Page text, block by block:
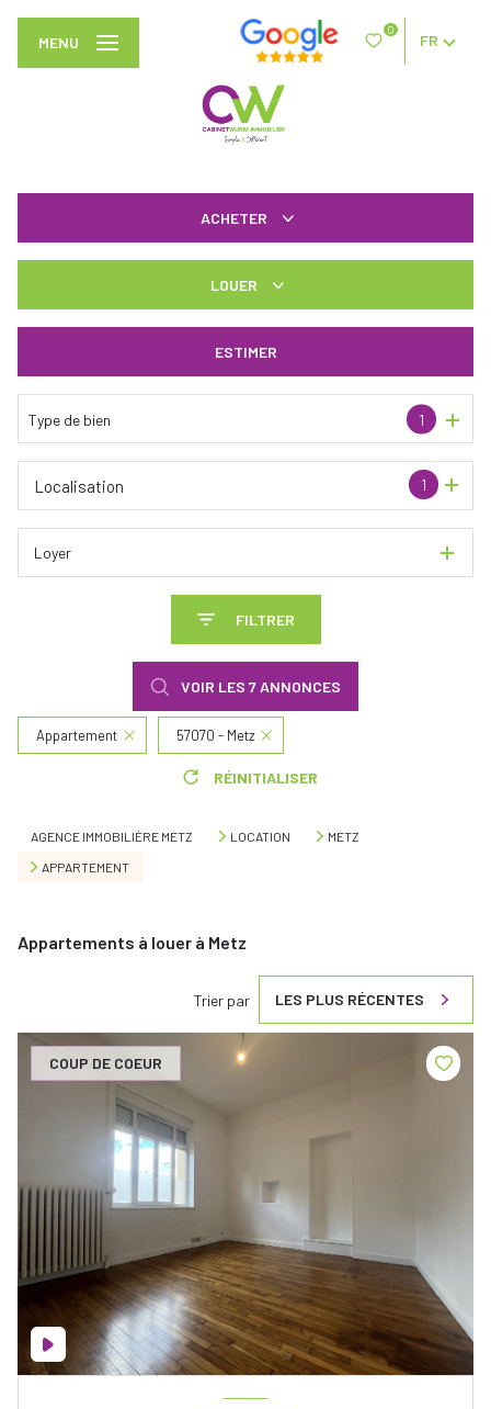
0
FR
MENU
ACHETER
LOUER
ESTIMER
Type de bien 1
1
Localisation
Loyer
FILTRER
VOIR LES 7 ANNONCES
Appartement 57070 - Metz
RÉINITIALISER
AGENCE IMMOBILIÈRE METZ LOCATION
METZ
APPARTEMENT
Appartements à louer à Metz
Trier par LES PLUS RÉCENTES
COUP DE COEUR